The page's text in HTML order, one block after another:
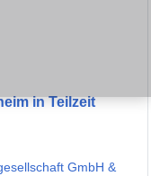
in Teilzeit
GmbH &